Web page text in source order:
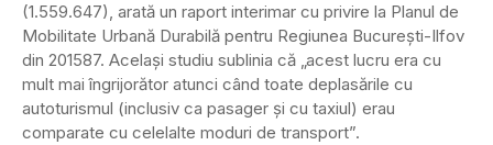
(1.559.647), arată un raport interimar cu privire la Planul de
Mobilitate Urbană Durabilă pentru Regiunea Bucureşti-Ilfov
din 201587. Acelaşi studiu sublinia că „acest lucru era cu
mult mai îngrijorător atunci când toate deplasările cu
autoturismul (inclusiv ca pasager şi cu taxiul) erau
comparate cu celelalte moduri de transport”.